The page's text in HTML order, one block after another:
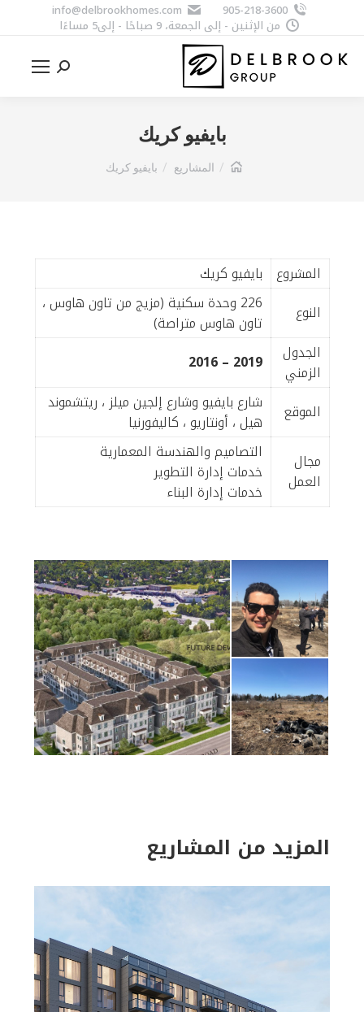
905-218-3600
info@delbrookhomes.com
من الإثنين - إلى الجمعة، 9 صباحًا - إلى5 مساءًا
Search:
بايفيو كريك
You are here:
المشاريع بايفيو كريك
المشروع
بايفيو كريك
النوع
226 وحدة سكنية (مزيج من تاون هاوس ،
تاون هاوس متراصة)
الجدول
الزمني
2019 – 2016
الموقع
شارع بايفيو وشارع إلجين ميلز ، ريتشموند
هيل ، أونتاريو ، كاليفورنيا
مجال
العمل
التصاميم والهندسة المعمارية
خدمات إدارة التطوير
خدمات إدارة البناء
المزيد من المشاريع